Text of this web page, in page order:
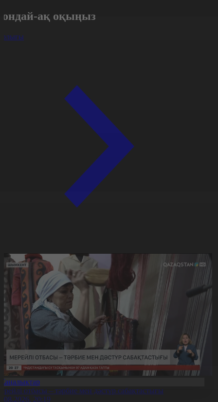
ақ оқыңыз
отбасы – тәрбие мен дәстүр сабақтастығы
20:19